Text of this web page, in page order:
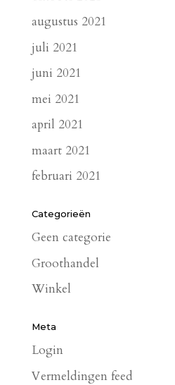
augustus 2021
juli 2021
juni 2021
mei 2021
april 2021
maart 2021
februari 2021
Categorieën
Geen categorie
Groothandel
Winkel
Meta
Login
Vermeldingen feed